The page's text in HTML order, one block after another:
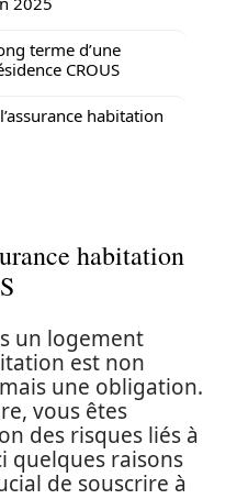
terme d’une
CROUS
habitation
habitation
un logement
est non
une obligation.
vous êtes
des risques liés à
quelques raisons
de souscrire à